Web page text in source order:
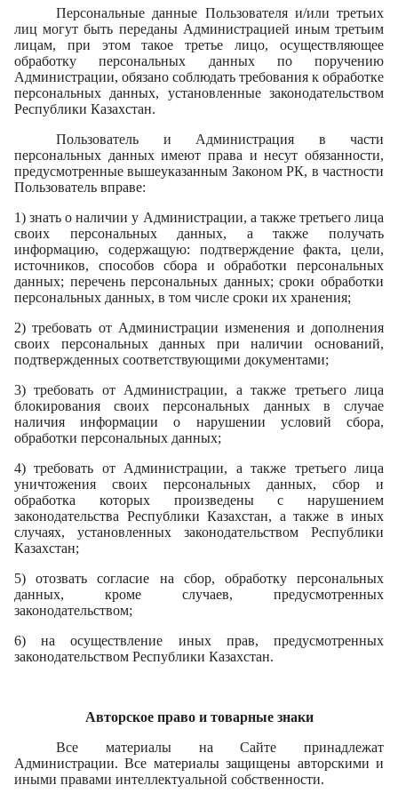
Персональные данные Пользователя и/или третьих
лиц могут быть переданы Администрацией иным третьим
лицам, при этом такое третье лицо, осуществляющее
обработку персональных данных по поручению
Администрации, обязано соблюдать требования к обработке
персональных данных, установленные законодательством
Республики Казахстан.
Пользователь и Администрация в части
персональных данных имеют права и несут обязанности,
предусмотренные вышеуказанным Законом РК, в частности
Пользователь вправе:
1) знать о наличии у Администрации, а также третьего лица
своих персональных данных, а также получать
информацию, содержащую: подтверждение факта, цели,
источников, способов сбора и обработки персональных
данных; перечень персональных данных; сроки обработки
персональных данных, в том числе сроки их хранения;
2) требовать от Администрации изменения и дополнения
своих персональных данных при наличии оснований,
подтвержденных соответствующими документами;
3) требовать от Администрации, а также третьего лица
блокирования своих персональных данных в случае
наличия информации о нарушении условий сбора,
обработки персональных данных;
4) требовать от Администрации, а также третьего лица
уничтожения своих персональных данных, сбор и
обработка которых произведены с нарушением
законодательства Республики Казахстан, а также в иных
случаях, установленных законодательством Республики
Казахстан;
5) отозвать согласие на сбор, обработку персональных
данных, кроме случаев, предусмотренных
законодательством;
6) на осуществление иных прав, предусмотренных
законодательством Республики Казахстан.
Авторское право и товарные знаки
Все материалы на Сайте принадлежат
Администрации. Все материалы защищены авторскими и
иными правами интеллектуальной собственности.